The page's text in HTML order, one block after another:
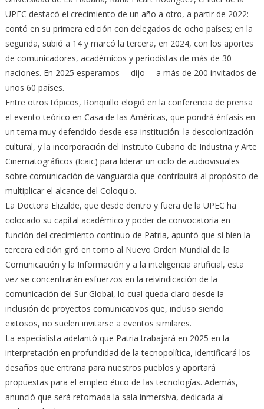
UPEC destacó el crecimiento de un año a otro, a partir de 2022:
contó en su primera edición con delegados de ocho países; en la
segunda, subió a 14 y marcó la tercera, en 2024, con los aportes
de comunicadores, académicos y periodistas de más de 30
naciones. En 2025 esperamos —dijo— a más de 200 invitados de
unos 60 países.
Entre otros tópicos, Ronquillo elogió en la conferencia de prensa
el evento teórico en Casa de las Américas, que pondrá énfasis en
un tema muy defendido desde esa institución: la descolonización
cultural, y la incorporación del Instituto Cubano de Industria y Arte
Cinematográficos (Icaic) para liderar un ciclo de audiovisuales
sobre comunicación de vanguardia que contribuirá al propósito de
multiplicar el alcance del Coloquio.
La Doctora Elizalde, que desde dentro y fuera de la UPEC ha
colocado su capital académico y poder de convocatoria en
función del crecimiento continuo de Patria, apuntó que si bien la
tercera edición giró en torno al Nuevo Orden Mundial de la
Comunicación y la Información y a la inteligencia artificial, esta
vez se concentrarán esfuerzos en la reivindicación de la
comunicación del Sur Global, lo cual queda claro desde la
inclusión de proyectos comunicativos que, incluso siendo
exitosos, no suelen invitarse a eventos similares.
La especialista adelantó que Patria trabajará en 2025 en la
interpretación en profundidad de la tecnopolítica, identificará los
desafíos que entraña para nuestros pueblos y aportará
propuestas para el empleo ético de las tecnologías. Además,
anunció que será retomada la sala inmersiva, dedicada al